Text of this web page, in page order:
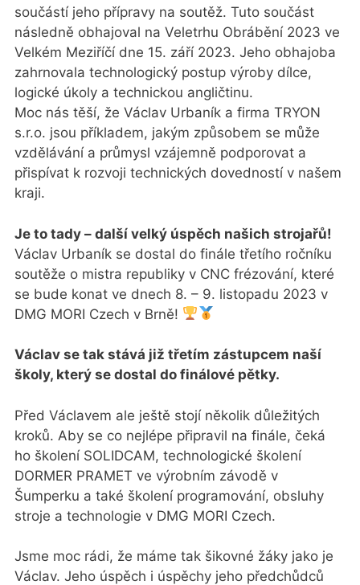
součástí jeho přípravy na soutěž. Tuto součást
následně obhajoval na Veletrhu Obrábění 2023 ve
Velkém Meziříčí dne 15. září 2023. Jeho obhajoba
zahrnovala technologický postup výroby dílce,
logické úkoly a technickou angličtinu.
Moc nás těší, že Václav Urbaník a firma TRYON
s.r.o. jsou příkladem, jakým způsobem se může
vzdělávání a průmysl vzájemně podporovat a
přispívat k rozvoji technických dovedností v našem
kraji.
Je to tady – další velký úspěch našich strojařů!
Václav Urbaník se dostal do finále třetího ročníku
soutěže o mistra republiky v CNC frézování, které
se bude konat ve dnech 8. – 9. listopadu 2023 v
DMG MORI Czech v Brně!
Václav se tak stává již třetím zástupcem naší
školy, který se dostal do finálové pětky.
Před Václavem ale ještě stojí několik důležitých
kroků. Aby se co nejlépe připravil na finále, čeká
ho školení SOLIDCAM, technologické školení
DORMER PRAMET ve výrobním závodě v
Šumperku a také školení programování, obsluhy
stroje a technologie v DMG MORI Czech.
Jsme moc rádi, že máme tak šikovné žáky jako je
Václav. Jeho úspěch i úspěchy jeho předchůdců